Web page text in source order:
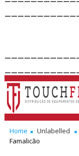
Home Unlabelled
Famalicão